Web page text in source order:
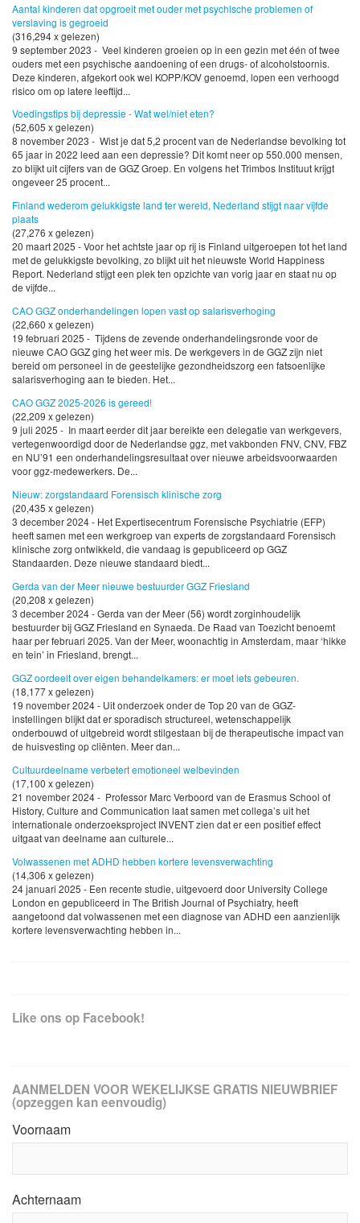
Aantal kinderen dat opgroeit met ouder met psychische problemen of
verslaving is gegroeid
(316,294 x gelezen)
9 september 2023 - Veel kinderen groeien op in een gezin met één of twee
ouders met een psychische aandoening of een drugs- of alcoholstoornis.
Deze kinderen, afgekort ook wel KOPP/KOV genoemd, lopen een verhoogd
risico om op latere leeftijd...
Voedingstips bij depressie - Wat wel/niet eten?
(52,605 x gelezen)
8 november 2023 - Wist je dat 5,2 procent van de Nederlandse bevolking tot
65 jaar in 2022 leed aan een depressie? Dit komt neer op 550.000 mensen,
zo blijkt uit cijfers van de GGZ Groep. En volgens het Trimbos Instituut krijgt
ongeveer 25 procent...
Finland wederom gelukkigste land ter wereld, Nederland stijgt naar vijfde
plaats
(27,276 x gelezen)
20 maart 2025 - Voor het achtste jaar op rij is Finland uitgeroepen tot het land
met de gelukkigste bevolking, zo blijkt uit het nieuwste World Happiness
Report. Nederland stijgt een plek ten opzichte van vorig jaar en staat nu op
de vijfde...
CAO GGZ onderhandelingen lopen vast op salarisverhoging
(22,660 x gelezen)
19 februari 2025 - Tijdens de zevende onderhandelingsronde voor de
nieuwe CAO GGZ ging het weer mis. De werkgevers in de GGZ zijn niet
bereid om personeel in de geestelijke gezondheidszorg een fatsoenlijke
salarisverhoging aan te bieden. Het...
CAO GGZ 2025-2026 is gereed!
(22,209 x gelezen)
9 juli 2025 - In maart eerder dit jaar bereikte een delegatie van werkgevers,
vertegenwoordigd door de Nederlandse ggz, met vakbonden FNV, CNV, FBZ
en NU’91 een onderhandelingsresultaat over nieuwe arbeidsvoorwaarden
voor ggz-medewerkers. De...
Nieuw: zorgstandaard Forensisch klinische zorg
(20,435 x gelezen)
3 december 2024 - Het Expertisecentrum Forensische Psychiatrie (EFP)
heeft samen met een werkgroep van experts de zorgstandaard Forensisch
klinische zorg ontwikkeld, die vandaag is gepubliceerd op GGZ
Standaarden. Deze nieuwe standaard biedt...
Gerda van der Meer nieuwe bestuurder GGZ Friesland
(20,208 x gelezen)
3 december 2024 - Gerda van der Meer (56) wordt zorginhoudelijk
bestuurder bij GGZ Friesland en Synaeda. De Raad van Toezicht benoemt
haar per februari 2025. Van der Meer, woonachtig in Amsterdam, maar ‘hikke
en tein’ in Friesland, brengt...
GGZ oordeelt over eigen behandelkamers: er moet iets gebeuren.
(18,177 x gelezen)
19 november 2024 - Uit onderzoek onder de Top 20 van de GGZ-
instellingen blijkt dat er sporadisch structureel, wetenschappelijk
onderbouwd of uitgebreid wordt stilgestaan bij de therapeutische impact van
de huisvesting op cliënten. Meer dan...
Cultuurdeelname verbetert emotioneel welbevinden
(17,100 x gelezen)
21 november 2024 - Professor Marc Verboord van de Erasmus School of
History, Culture and Communication laat samen met collega’s uit het
internationale onderzoeksproject INVENT zien dat er een positief effect
uitgaat van deelname aan culturele...
Volwassenen met ADHD hebben kortere levensverwachting
(14,306 x gelezen)
24 januari 2025 - Een recente studie, uitgevoerd door University College
London en gepubliceerd in The British Journal of Psychiatry, heeft
aangetoond dat volwassenen met een diagnose van ADHD een aanzienlijk
kortere levensverwachting hebben in...
Like ons op Facebook!
AANMELDEN VOOR WEKELIJKSE GRATIS NIEUWBRIEF
(opzeggen kan eenvoudig)
Voornaam
Achternaam